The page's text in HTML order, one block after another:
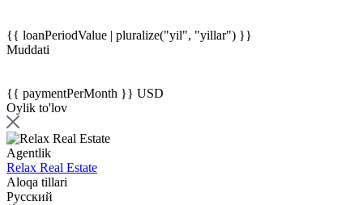
{{ loanPeriodValue | pluralize("yil", "yillar") }}
Muddati
{{ paymentPerMonth }} USD
Oylik to'lov
Agentlik
Relax Real Estate
Aloqa tillari
Русский